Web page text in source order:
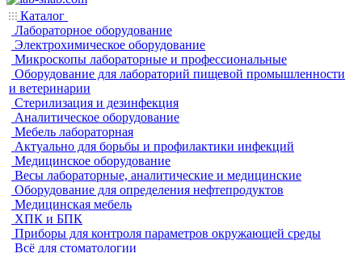
Каталог
Лабораторное оборудование
Электрохимическое оборудование
Микроскопы лабораторные и профессиональные
Оборудование для лабораторий пищевой промышленности
и ветеринарии
Стерилизация и дезинфекция
Аналитическое оборудование
Мебель лабораторная
Актуально для борьбы и профилактики инфекций
Медицинское оборудование
Весы лабораторные, аналитические и медицинские
Оборудование для определения нефтепродуктов
Медицинская мебель
ХПК и БПК
Приборы для контроля параметров окружающей среды
Всё для стоматологии